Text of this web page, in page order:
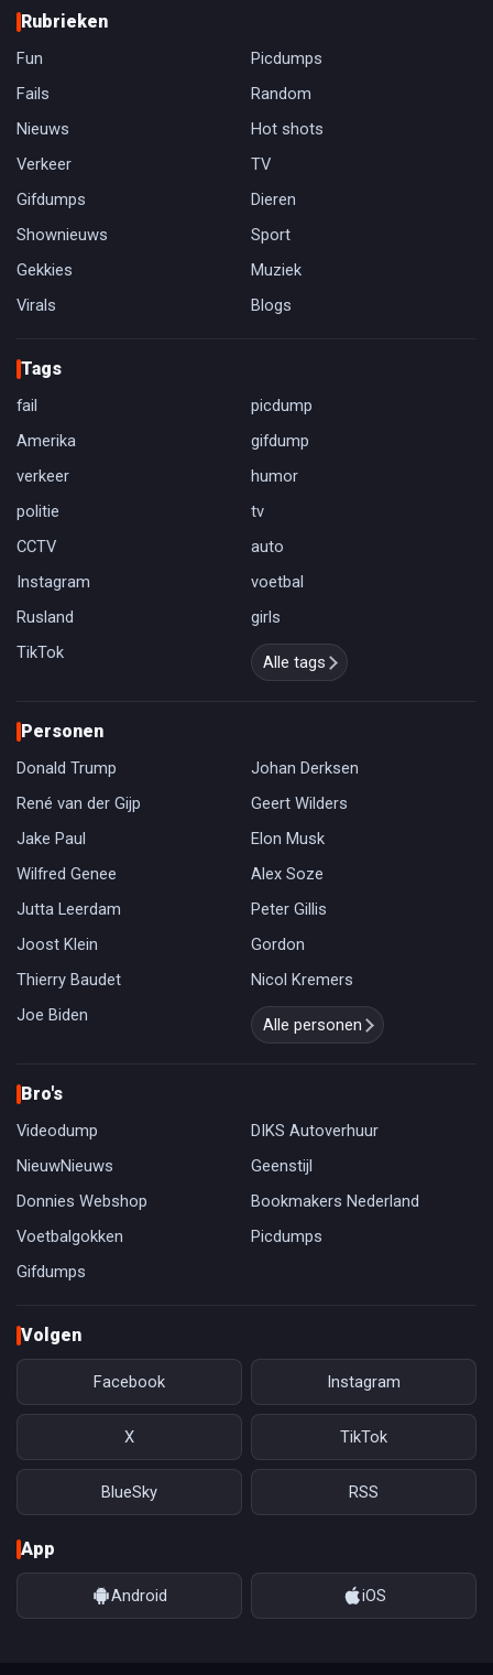
Rubrieken
Fun
Picdumps
Fails
Random
Nieuws
Hot shots
Verkeer
TV
Gifdumps
Dieren
Shownieuws
Sport
Gekkies
Muziek
Virals
Blogs
Tags
fail
picdump
Amerika
gifdump
verkeer
humor
politie
tv
CCTV
auto
Instagram
voetbal
Rusland
girls
TikTok
Alle tags
Personen
Donald Trump
Johan Derksen
René van der Gijp
Geert Wilders
Jake Paul
Elon Musk
Wilfred Genee
Alex Soze
Jutta Leerdam
Peter Gillis
Joost Klein
Gordon
Thierry Baudet
Nicol Kremers
Joe Biden
Alle personen
Bro's
Videodump
DIKS Autoverhuur
NieuwNieuws
Geenstijl
Donnies Webshop
Bookmakers Nederland
Voetbalgokken
Picdumps
Gifdumps
Volgen
Facebook Instagram
X TikTok
BlueSky RSS
App
Android iOS